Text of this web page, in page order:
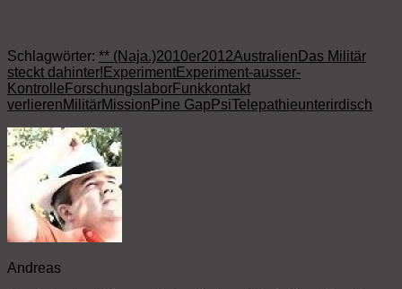
Schlagwörter: ** (Naja.)2010er2012Australien Das Militär
steckt dahinter! ExperimentExperiment-ausser-
Kontrolle ForschungslaborFunkkontakt
verlierenMilitärMission Pine Gap PsiTelepathieunterirdisch
Andreas